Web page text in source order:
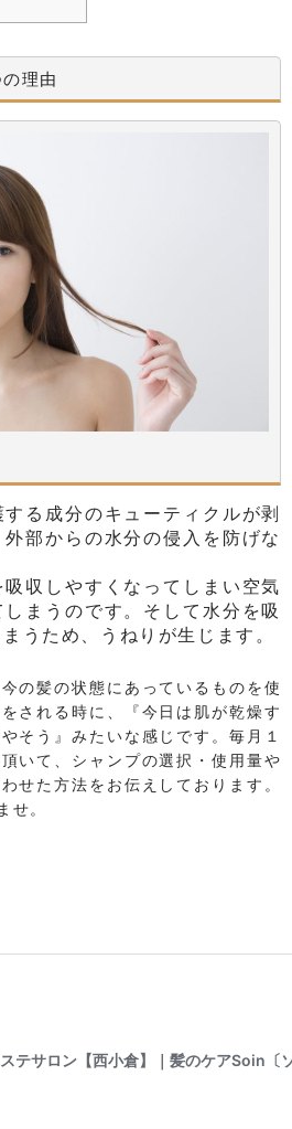
理由
る成分のキューティクルが剥
部からの水分の侵入を防げな
収しやすくなってしまい空気
まうのです。そして水分を吸
うため、うねりが生じます。
の髪の状態にあっているものを使
される時に、『今日は肌が乾燥す
そう』みたいな感じです。毎月１
いて、シャンプの選択・使用量や
せた方法をお伝えしております。
せ。